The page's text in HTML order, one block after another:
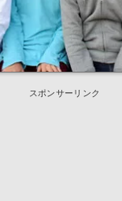
スポンサーリンク